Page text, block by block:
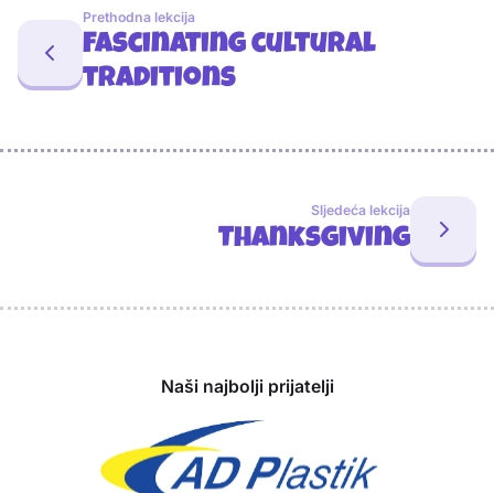
Prethodna lekcija
Fascinating cultural
traditions
Sljedeća lekcija
Thanksgiving
Naši najbolji prijatelji